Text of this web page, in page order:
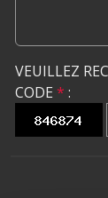
VEUILLEZ
CODE * :